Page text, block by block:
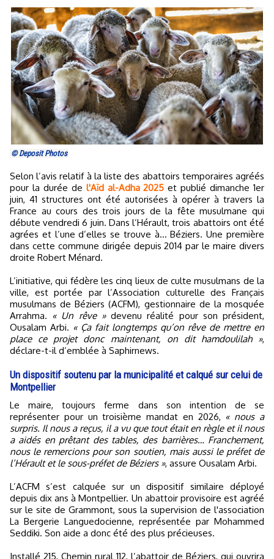
© Deposit Photos
Selon l’avis relatif à la liste des abattoirs temporaires agréés
pour la durée de l'Aïd al-Adha 2025 et publié dimanche 1er
juin, 41 structures ont été autorisées à opérer à travers la
France au cours des trois jours de la fête musulmane qui
débute vendredi 6 juin. Dans l’Hérault, trois abattoirs ont été
agrées et l’une d’elles se trouve à… Béziers. Une première
dans cette commune dirigée depuis 2014 par le maire divers
droite Robert Ménard.
L’initiative, qui fédère les cinq lieux de culte musulmans de la
ville, est portée par l’Association culturelle des Français
musulmans de Béziers (ACFM), gestionnaire de la mosquée
Arrahma. « Un rêve »devenu réalité pour son président,
Ousalam Arbi. « Ça fait longtemps qu’on rêve de mettre en
place ce projet donc maintenant, on dit hamdoulilah »,
déclare-t-il d’emblée à Saphirnews.
Un dispositif soutenu par la municipalité et calqué sur celui de
Montpellier
Le maire, toujours ferme dans son intention de se
représenter pour un troisième mandat en 2026, « nous a
surpris. Il nous a reçus, il a vu que tout était en règle et il nous
a aidés en prêtant des tables, des barrières… Franchement,
nous le remercions pour son soutien, mais aussi le préfet de
l’Hérault et le sous-préfet de Béziers », assure Ousalam Arbi.
L’ACFM s’est calquée sur un dispositif similaire déployé
depuis dix ans à Montpellier. Un abattoir provisoire est agréé
sur le site de Grammont, sous la supervision de l'association
La Bergerie Languedocienne, représentée par Mohammed
Seddiki. Son aide a donc été des plus précieuses.
Installé 215, Chemin rural 112, l’abattoir de Béziers, qui ouvrira